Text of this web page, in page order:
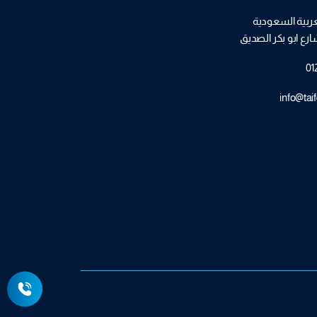
السعودية
ابو بكر الصديق